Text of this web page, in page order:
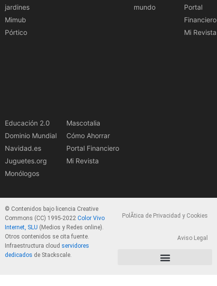
jardines
Mimub
Pórtico
mundo
Portal
Financiero
Mi Revista
Educación 2.0
Dominio Mundial
Navidad.es
Juguetes.org
Monólogos
Mascotalia
Cómo Ahorrar
Portal Financiero
Mi Revista
© Contenidos bajo licencia Creative
Commons (CC) 1995-2022 Color Vivo
Internet, SLU (Medios y Redes online).
Otros contenidos se cita fuente.
Infraestructura cloud servidores
dedicados de Stackscale.
PolÃ­tica de Privacidad y Cookies
Aviso Legal